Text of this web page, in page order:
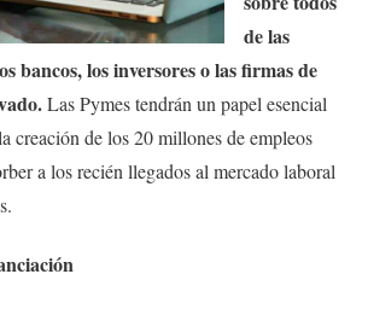
de las
bancos, los inversores o las firmas de
Las Pymes tendrán un papel esencial
creación de los 20 millones de empleos
a los recién llegados al mercado laboral